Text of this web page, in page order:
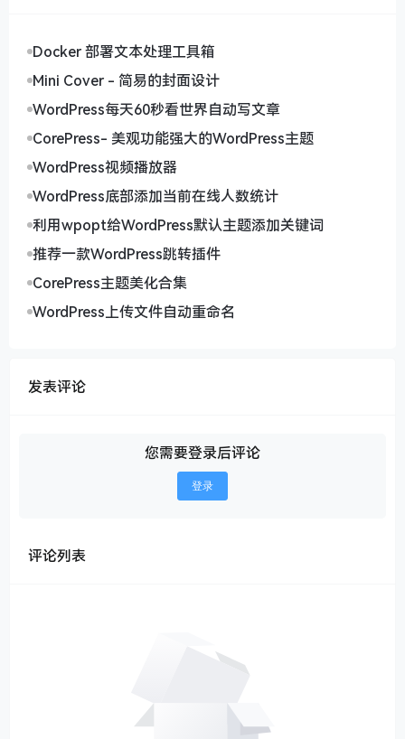
Docker 部署文本处理工具箱
Mini Cover - 简易的封面设计
WordPress每天60秒看世界自动写文章
CorePress- 美观功能强大的WordPress主题
WordPress视频播放器
WordPress底部添加当前在线人数统计
利用wpopt给WordPress默认主题添加关键词
推荐一款WordPress跳转插件
CorePress主题美化合集
WordPress上传文件自动重命名
发表评论
您需要登录后评论
登录
评论列表